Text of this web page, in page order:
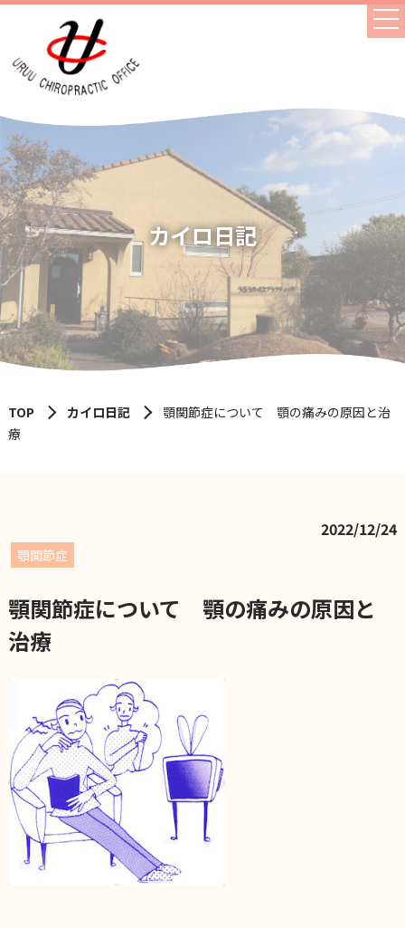
カイロ日記
TOP カイロ日記
顎関節症について 顎の痛みの原因と治
療
2022/12/24
顎関節症
顎関節症について 顎の痛みの原因と
治療